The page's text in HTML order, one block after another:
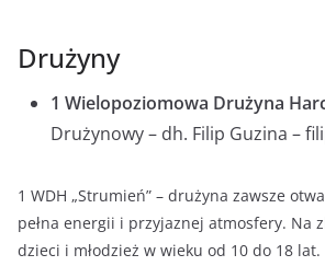
Drużyny
1 Wielopoziomowa Drużyna
Drużynowy – dh. Filip Guzina –
1 WDH „Strumień” – drużyna zawsze
pełna energii i przyjaznej atmosfery. Na
dzieci i młodzież w wieku od 10 do 18